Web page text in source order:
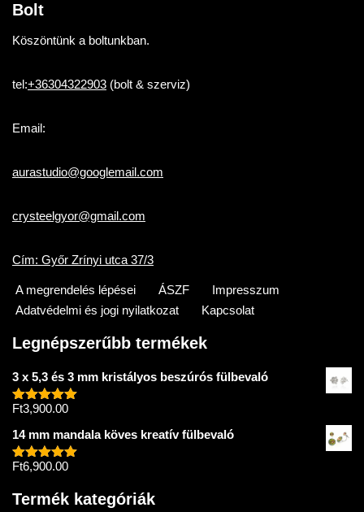
Bolt
Köszöntünk a boltunkban.
tel:+36304322903 (bolt & szerviz)
Email:
aurastudio@googlemail.com
crysteelgyor@gmail.com
Cím: Győr Zrínyi utca 37/3
A megrendelés lépései ÁSZF
Impresszum
Adatvédelmi és jogi nyilatkozat
Kapcsolat
Legnépszerűbb termékek
3 x 5,3 és 3 mm kristályos beszúrós fülbevaló
Értékelés:
Ft3,900.00
14 mm mandala köves kreatív fülbevaló
Értékelés:
Ft6,900.00
Termék kategóriák